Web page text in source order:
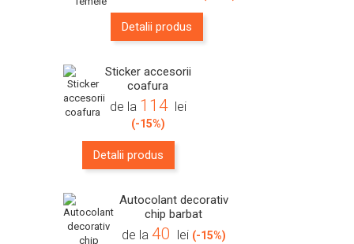
Detalii produs
Sticker accesorii
coafura
de la 114 lei
(-15%)
Detalii produs
Autocolant decorativ
chip barbat
de la 40 lei (-15%)